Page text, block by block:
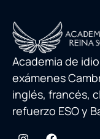
Academia de
exámenes
inglés, francés,
refuerzo ESO y